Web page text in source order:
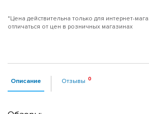
*Цена действительна только для интернет-
отличаться от цен в розничных магазинах
Описание Отзывы